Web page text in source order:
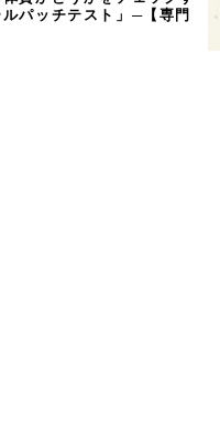
パッチテスト」─【専門